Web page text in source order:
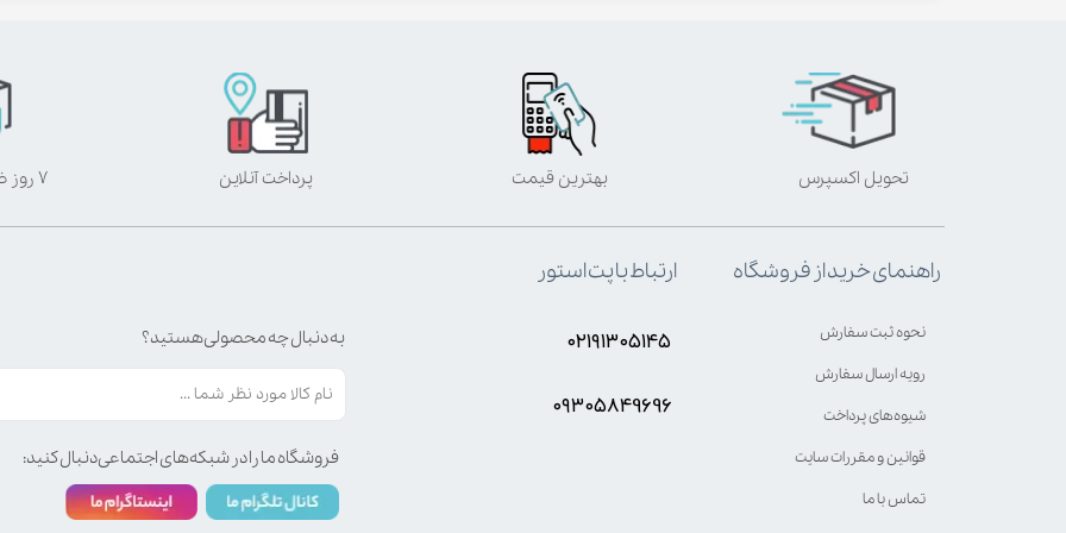
تحویل اکسپرس بهترین قیمت پرداخت آنلاین ۷ روز ضمانت بازگشت
راهنمای خرید از فروشگاه
نحوه ثبت سفارش
رویه ارسال سفارش
شیوه‌های پرداخت
قوانین و مقررات سایت
تماس با ما
ارتباط با پت استور
۰۲۱۹۱۳۰۵۱۴۵
۰۹۳۰۵8۴9696
به دنبال چه محصولی هستید؟
فروشگاه ما را در شبکه‌های اجتماعی دنبال کنید: